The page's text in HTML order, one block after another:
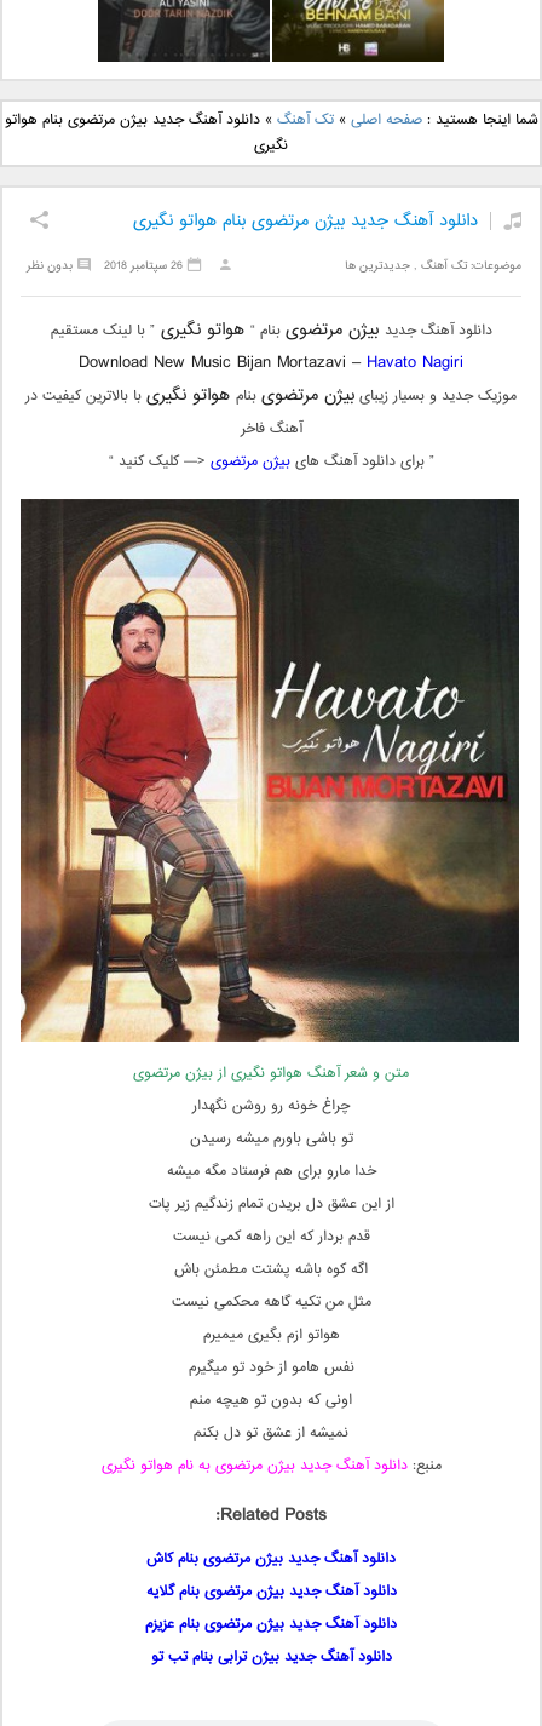
دانلود آهنگ جدید بهنام
بانی بنام قرص قمر 2
دانلود آهنگ جدید علی
یاسینی بنام دورترین نزدیک
شما اینجا هستید :صفحه اصلی »تک آهنگ »دانلود آهنگ جدید بیژن مرتضوی بنام هواتو
نگیری
دانلود آهنگ جدید بیژن مرتضوی بنام هواتو نگیری
موضوعات:تک آهنگ ,جدیدترین ها بدون نظر 26 سپتامبر 2018
دانلود آهنگ جدید بیژن مرتضویبنام “ هواتو نگیری” با لینک مستقیم
Download New Music Bijan Mortazavi – Havato Nagiri
موزیک جدید و بسیار زیبایبیژن مرتضویبنام هواتو نگیریبا بالاترین کیفیت در
آهنگ فاخر
” برای دانلود آهنگ هایبیژن مرتضوی <— کلیک کنید “
متن و شعر آهنگ هواتو نگیری از بیژن مرتضوی
چراغ خونه رو روشن نگهدار
تو باشی باورم میشه رسیدن
خدا مارو برای هم فرستاد مگه میشه
از این عشق دل بریدن تمام زندگیم زیر پات
قدم بردار که این راهه کمی نیست
اگه کوه باشه پشتت مطمئن باش
مثل من تکیه گاهه محکمی نیست
هواتو ازم بگیری میمیرم
نفس هامو از خود تو میگیرم
اونی که بدون تو هیچه منم
نمیشه از عشق تو دل بکنم
منبع:دانلود آهنگ جدید بیژن مرتضوی به نام هواتو نگیری
Related Posts:
دانلود آهنگ جدید بیژن مرتضوی بنام کاش
دانلود آهنگ جدید بیژن مرتضوی بنام گلایه
دانلود آهنگ جدید بیژن مرتضوی بنام عزیزم
دانلود آهنگ جدید بیژن ترابی بنام تب تو